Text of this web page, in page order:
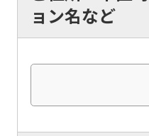
ョン名など